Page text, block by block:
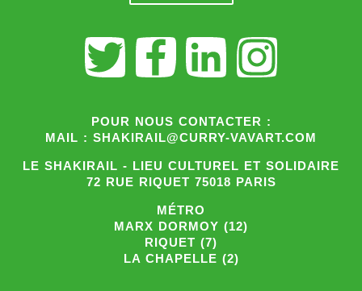
POUR NOUS CONTACTER :
MAIL : SHAKIRAIL@CURRY-VAVART.COM
LE SHAKIRAIL - LIEU CULTUREL ET SOLIDAIRE
72 RUE RIQUET 75018 PARIS
MÉTRO
MARX DORMOY (12)
RIQUET (7)
LA CHAPELLE (2)